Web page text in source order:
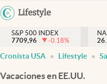
NOTICIAS
Y
DÓLAR
Lifestyle
Wall Street y dólar
Inmigración
S&P 500 INDEX
7709,96
-0.18%
Cronista USA Lifestyle
Vacaciones en EE.UU.